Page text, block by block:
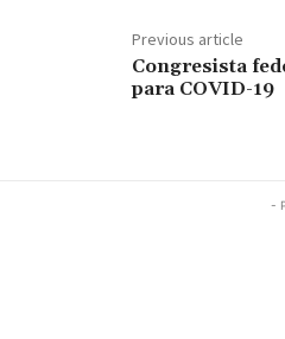
Previous article
Congresista
para COVID-19
-